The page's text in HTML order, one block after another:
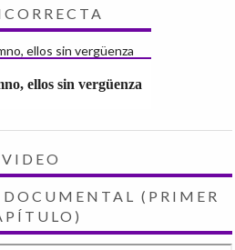
ellos sin vergüenza
VIDEO
DOCUMENTAL (PRIMER